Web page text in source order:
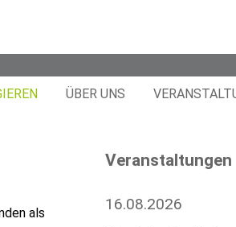
ÜBER UNS
als
Veranstaltungen
16.08.2026